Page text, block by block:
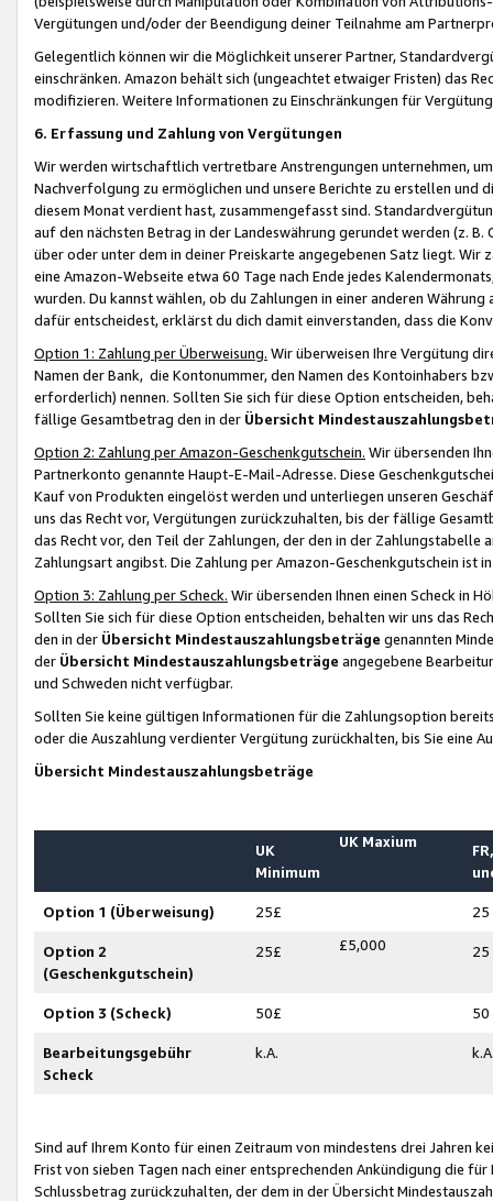
Vergütungen und/oder der Beendigung deiner Teilnahme am
Gelegentlich können wir die Möglichkeit unserer Partner,
einschränken. Amazon behält sich (ungeachtet etwaiger Fristen) das
modifizieren. Weitere Informationen zu Einschränkungen für
6. Erfassung und Zahlung von Vergütungen
Wir werden wirtschaftlich vertretbare Anstrengungen unternehmen,
Nachverfolgung zu ermöglichen und unsere Berichte zu erstellen und
diesem Monat verdient hast, zusammengefasst sind.
auf den nächsten Betrag in der Landeswährung gerundet werden (z.
über oder unter dem in deiner Preiskarte angegebenen Satz liegt.
eine Amazon-Webseite etwa 60 Tage nach Ende jedes
wurden. Du kannst wählen, ob du Zahlungen in einer anderen
dafür entscheidest, erklärst du dich damit einverstanden, dass die
Option 1: Zahlung per Überweisung. Wir überweisen Ihre Vergütung
Namen der Bank, die Kontonummer, den Namen des Kontoinhabers
erforderlich) nennen. Sollten Sie sich für diese Option entscheiden,
fällige Gesamtbetrag den in der Übersicht
Option 2: Zahlung per Amazon-Geschenkgutschein. Wir übersenden
Partnerkonto genannte Haupt-E-Mail-Adresse. Diese
Kauf von Produkten eingelöst werden und unterliegen unseren
uns das Recht vor, Vergütungen zurückzuhalten, bis der fällige
das Recht vor, den Teil der Zahlungen, der den in der
Zahlungsart angibst. Die Zahlung per Amazon-Geschenkgutschein ist
Option 3: Zahlung per Scheck. Wir übersenden Ihnen einen Scheck in
Sollten Sie sich für diese Option entscheiden, behalten wir uns das
den in der Übersicht Mindestauszahlungsbeträge genannten
der Übersicht Mindestauszahlungsbeträge angegebene
und Schweden nicht verfügbar.
Sollten Sie keine gültigen Informationen für die Zahlungsoption
oder die Auszahlung verdienter Vergütung zurückhalten, bis Sie
Übersicht Mindestauszahlungsbeträge
UK
Minimum
UK Maxium
Option 1 (Überweisung) 25£ 25
Option 2
(Geschenkgutschein)
25£ £5,000 25
Option 3 (Scheck) 50£ 50
Bearbeitungsgebühr
Scheck
k.A.
Sind auf Ihrem Konto für einen Zeitraum von mindestens drei Jahren
Frist von sieben Tagen nach einer entsprechenden Ankündigung die
Schlussbetrag zurückzuhalten, der dem in der Übersicht